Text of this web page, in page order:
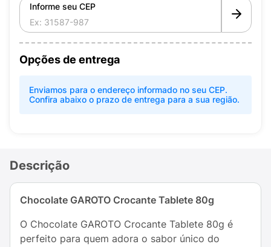
Informe seu CEP
Opções de entrega
Enviamos para o endereço informado no seu CEP.
Confira abaixo o prazo de entrega para a sua região.
Descrição
Chocolate GAROTO Crocante Tablete 80g
O Chocolate GAROTO Crocante Tablete 80g é
perfeito para quem adora o sabor único do